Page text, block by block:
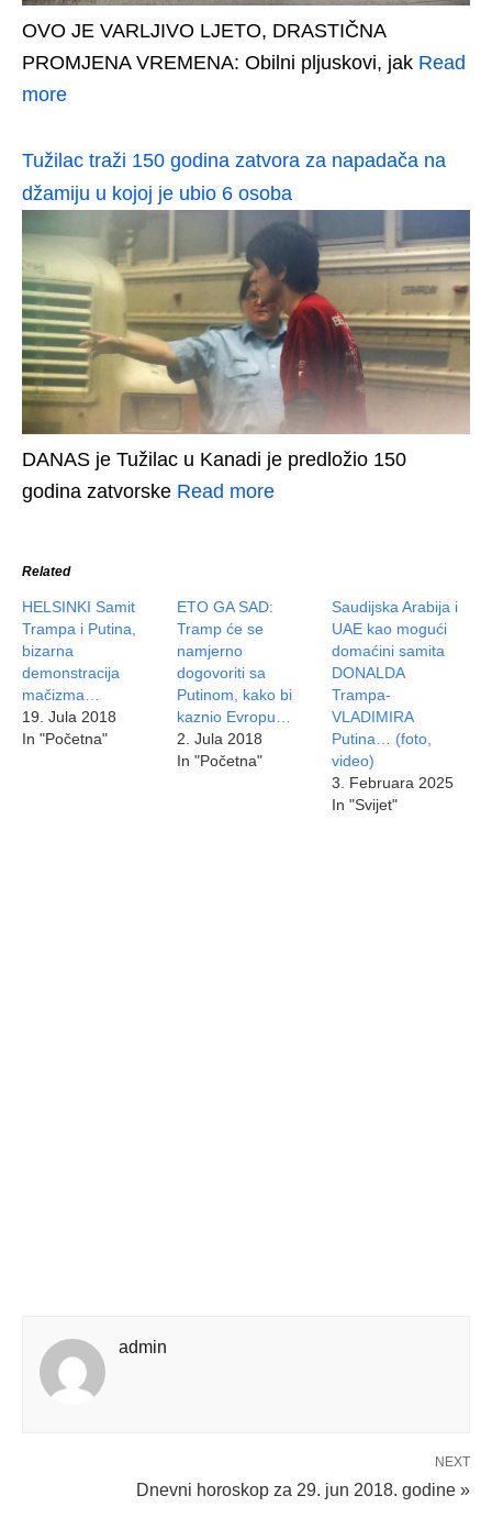
OVO JE VARLJIVO LJETO, DRASTIČNA
PROMJENA VREMENA: Obilni pljuskovi, jak Read
more
Tužilac traži 150 godina zatvora za napadača na
džamiju u kojoj je ubio 6 osoba
DANAS je Tužilac u Kanadi je predložio 150
godina zatvorske Read more
Related
HELSINKI Samit
Trampa i Putina,
bizarna
demonstracija
mačizma…
19. Jula 2018
In "Početna"
ETO GA SAD:
Tramp će se
namjerno
dogovoriti sa
Putinom, kako bi
kaznio Evropu…
2. Jula 2018
In "Početna"
Saudijska Arabija i
UAE kao mogući
domaćini samita
DONALDA
Trampa-
VLADIMIRA
Putina… (foto,
video)
3. Februara 2025
In "Svijet"
admin
NEXT
Dnevni horoskop za 29. jun 2018. godine »